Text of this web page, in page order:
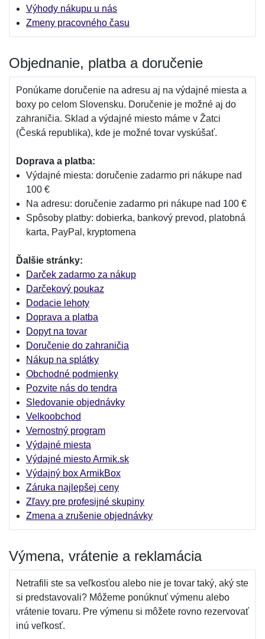
Výhody nákupu u nás
Zmeny pracovného času
Objednanie, platba a doručenie
Ponúkame doručenie na adresu aj na výdajné miesta a
boxy po celom Slovensku. Doručenie je možné aj do
zahraničia. Sklad a výdajné miesto máme v Žatci
(Česká republika), kde je možné tovar vyskúšať.
Doprava a platba:
Výdajné miesta: doručenie zadarmo pri nákupe nad
100 €
Na adresu: doručenie zadarmo pri nákupe nad 100 €
Spôsoby platby: dobierka, bankový prevod, platobná
karta, PayPal, kryptomena
Ďalšie stránky:
Darček zadarmo za nákup
Darčekový poukaz
Dodacie lehoty
Doprava a platba
Dopyt na tovar
Doručenie do zahraničia
Nákup na splátky
Obchodné podmienky
Pozvite nás do tendra
Sledovanie objednávky
Velkoobchod
Vernostný program
Výdajné miesta
Výdajné miesto Armik.sk
Výdajný box ArmikBox
Záruka najlepšej ceny
Zľavy pre profesijné skupiny
Zmena a zrušenie objednávky
Výmena, vrátenie a reklamácia
Netrafili ste sa veľkosťou alebo nie je tovar taký, aký ste
si predstavovali? Môžeme ponúknuť výmenu alebo
vrátenie tovaru. Pre výmenu si môžete rovno rezervovať
inú veľkosť.